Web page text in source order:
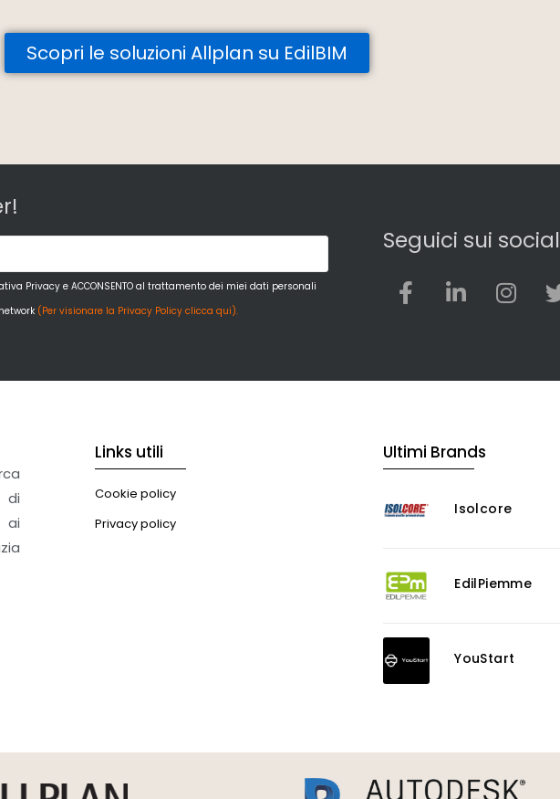
Scopri le soluzioni Allplan su EdilBIM
Privacy e ACCONSENTO al trattamento dei miei dati personali
(Per visionare la Privacy Policy clicca qui).
Seguici sui social
ai
Links utili
Cookie policy
Privacy policy
Ultimi Brands
Isolcore
EdilPiemme
YouStart